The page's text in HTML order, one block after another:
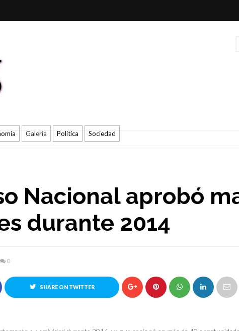
Galería Politica Sociedad
Nacional aprobó
durante 2014
0
SHARE ON TWITTER